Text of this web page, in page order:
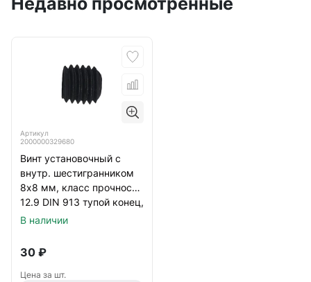
Артикул
2000000329680
Винт установочный с
внутр. шестигранником
8х8 мм, класс прочности
12.9 DIN 913 тупой конец,
черный
В наличии
30 ₽
Цена за шт.